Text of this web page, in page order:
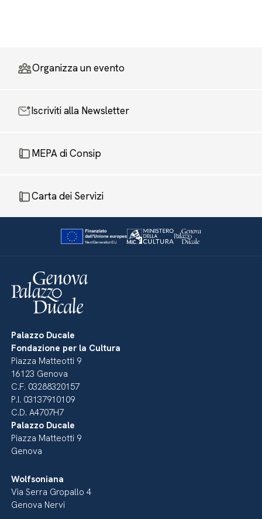
Organizza un evento
Iscriviti alla Newsletter
MEPA di Consip
Carta dei Servizi
Palazzo Ducale
Fondazione per la Cultura
Piazza Matteotti 9
16123 Genova
C.F. 03288320157
P.I. 03137910109
C.D. A4707H7
Palazzo Ducale
Piazza Matteotti 9
Genova
Wolfsoniana
Via Serra Gropallo 4
Genova Nervi